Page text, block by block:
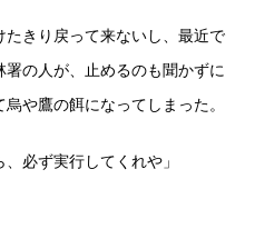
たきり戻って来ないし、最近で
の人が、止めるのも聞かずに
や鷹の餌になってしまった。
必ず実行してくれや」